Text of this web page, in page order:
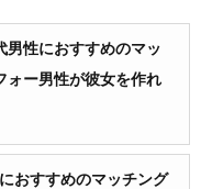
男性におすすめのマッ
ォー男性が彼女を作れ
おすすめのマッチング